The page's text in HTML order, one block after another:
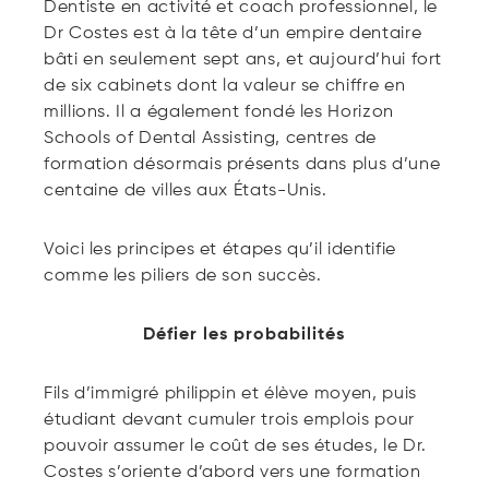
r
a
u
d
i
o
Dentiste en activité et coach professionnel, le
Dr Costes est à la tête d’un empire dentaire
bâti en seulement sept ans, et aujourd’hui fort
de six cabinets dont la valeur se chiffre en
millions. Il a également fondé les Horizon
Schools of Dental Assisting, centres de
formation désormais présents dans plus d’une
centaine de villes aux États-Unis.
Voici les principes et étapes qu’il identifie
comme les piliers de son succès.
Défier les probabilités
Fils d’immigré philippin et élève moyen, puis
étudiant devant cumuler trois emplois pour
pouvoir assumer le coût de ses études, le Dr.
Costes s’oriente d’abord vers une formation